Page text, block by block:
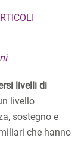
livelli di
livello
sostegno e
che hanno